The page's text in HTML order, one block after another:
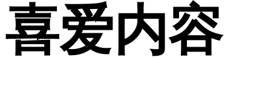
喜爱内容